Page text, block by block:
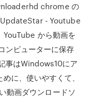
chrome の
UpdateStar - Youtube
YouTube から動画を
ンピューターに保存
事はWindows10にア
に、使いやすくて、
動画ダウンロードソ